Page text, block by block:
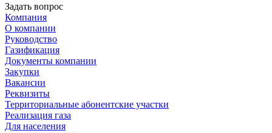
Задать вопрос
Компания
О компании
Руководство
Газификация
Документы компании
Закупки
Вакансии
Реквизиты
Территориальные абонентские участки
Реализация газа
Для населения